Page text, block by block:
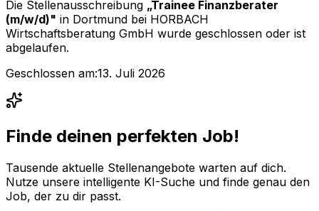
Die Stellenausschreibung „Trainee Finanzberater
(m/w/d)" in Dortmund bei HORBACH
Wirtschaftsberatung GmbH wurde geschlossen oder ist
abgelaufen.
Geschlossen am:13. Juli 2026
Finde deinen perfekten Job!
Tausende aktuelle Stellenangebote warten auf dich.
Nutze unsere intelligente KI-Suche und finde genau den
Job, der zu dir passt.